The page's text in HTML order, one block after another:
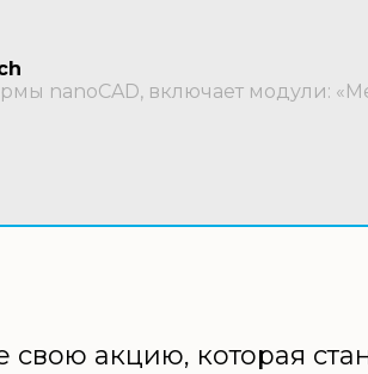
nanoCAD, включает модули:
свою акцию, которая